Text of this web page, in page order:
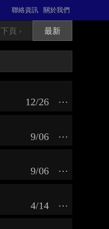
關於我們
聯絡資訊
下頁 › 最新
⋯
12/26
⋯
9/06
⋯
9/06
⋯
4/14